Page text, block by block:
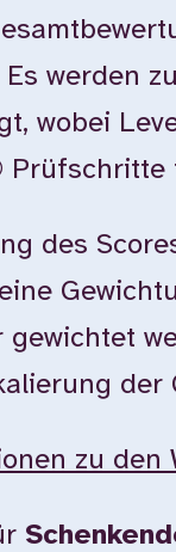
Es werden
wobei
des
der
zu den